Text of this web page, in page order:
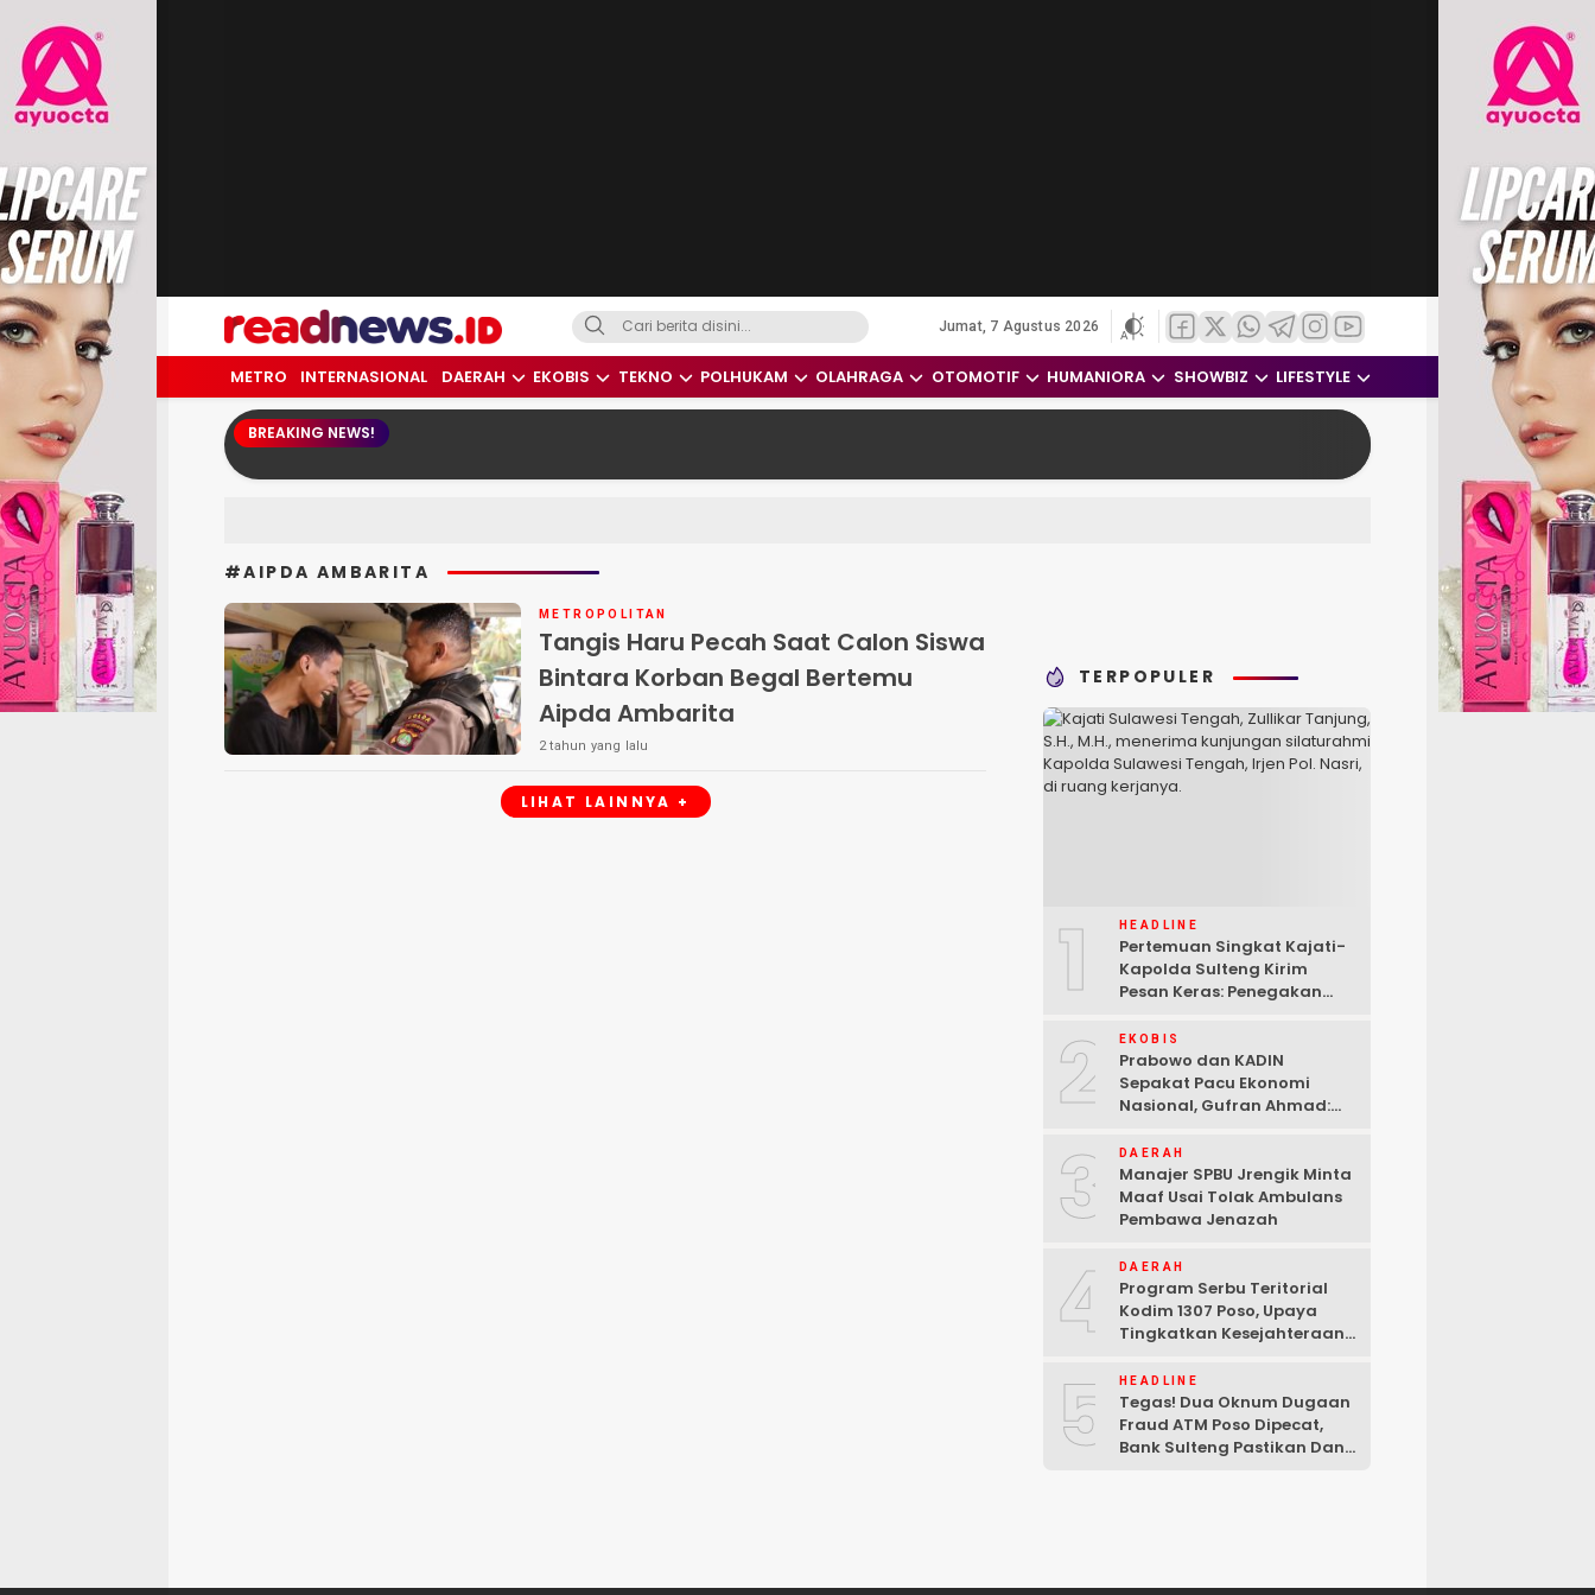
readnews.id
Berita Terkini, Update Terbaru Hari ini dari Indonesia dan Dunia
Jumat, 7 Agustus 2026
METRO INTERNASIONAL DAERAH EKOBIS TEKNO POLHUKAM OLAHRAGA OTOMOTIF HUMANIORA SHOWBIZ LIFESTYLE
BREAKING NEWS!
#AIPDA AMBARITA
METROPOLITAN
Tangis Haru Pecah Saat Calon Siswa
Bintara Korban Begal Bertemu
Aipda Ambarita
2 tahun yang lalu
LIHAT LAINNYA +
TERPOPULER
1 HEADLINE
Pertemuan Singkat Kajati-
Kapolda Sulteng Kirim
Pesan Keras: Penegakan
2 EKOBIS
Prabowo dan KADIN
Sepakat Pacu Ekonomi
Nasional, Gufran Ahmad:
3 DAERAH
Manajer SPBU Jrengik Minta
Maaf Usai Tolak Ambulans
Pembawa Jenazah
4 DAERAH
Program Serbu Teritorial
Kodim 1307 Poso, Upaya
Tingkatkan Kesejahteraan
5 HEADLINE
Tegas! Dua Oknum Dugaan
Fraud ATM Poso Dipecat,
Bank Sulteng Pastikan Dana